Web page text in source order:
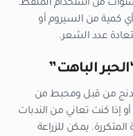
من استخدام الملقط.
كمية من السيروم أو
عدد الشعر.
من قبل ومحبط من
أو إذا كنت تعاني من الندبات
يمكن للزراعة